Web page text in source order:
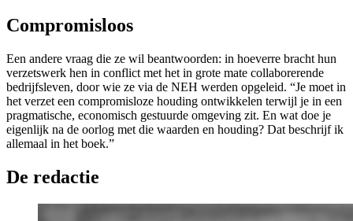
Compromisloos
Een andere vraag die ze wil beantwoorden: in hoeverre bracht hun
verzetswerk hen in conflict met het in grote mate collaborerende
bedrijfsleven, door wie ze via de NEH werden opgeleid. “Je moet in
het verzet een compromisloze houding ontwikkelen terwijl je in een
pragmatische, economisch gestuurde omgeving zit. En wat doe je
eigenlijk na de oorlog met die waarden en houding? Dat beschrijf ik
allemaal in het boek.”
De redactie